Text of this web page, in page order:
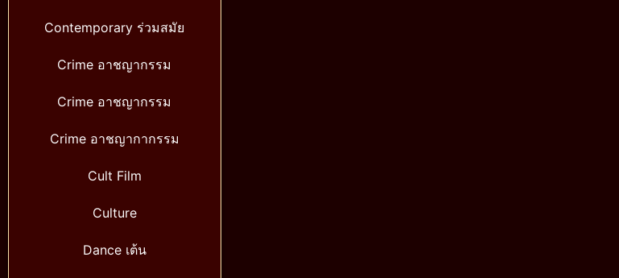
Contemporary ร่วมสมัย
Crime อาชญากรรม
Crime อาชญากรรม
Crime อาชญากากรรม
Cult Film
Culture
Dance เต้น